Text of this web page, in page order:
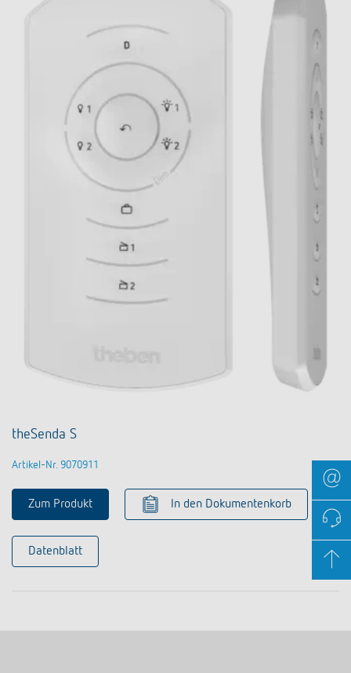
theSenda S
Artikel-Nr. 9070911
Zum Produkt In den Dokumentenkorb
Datenblatt